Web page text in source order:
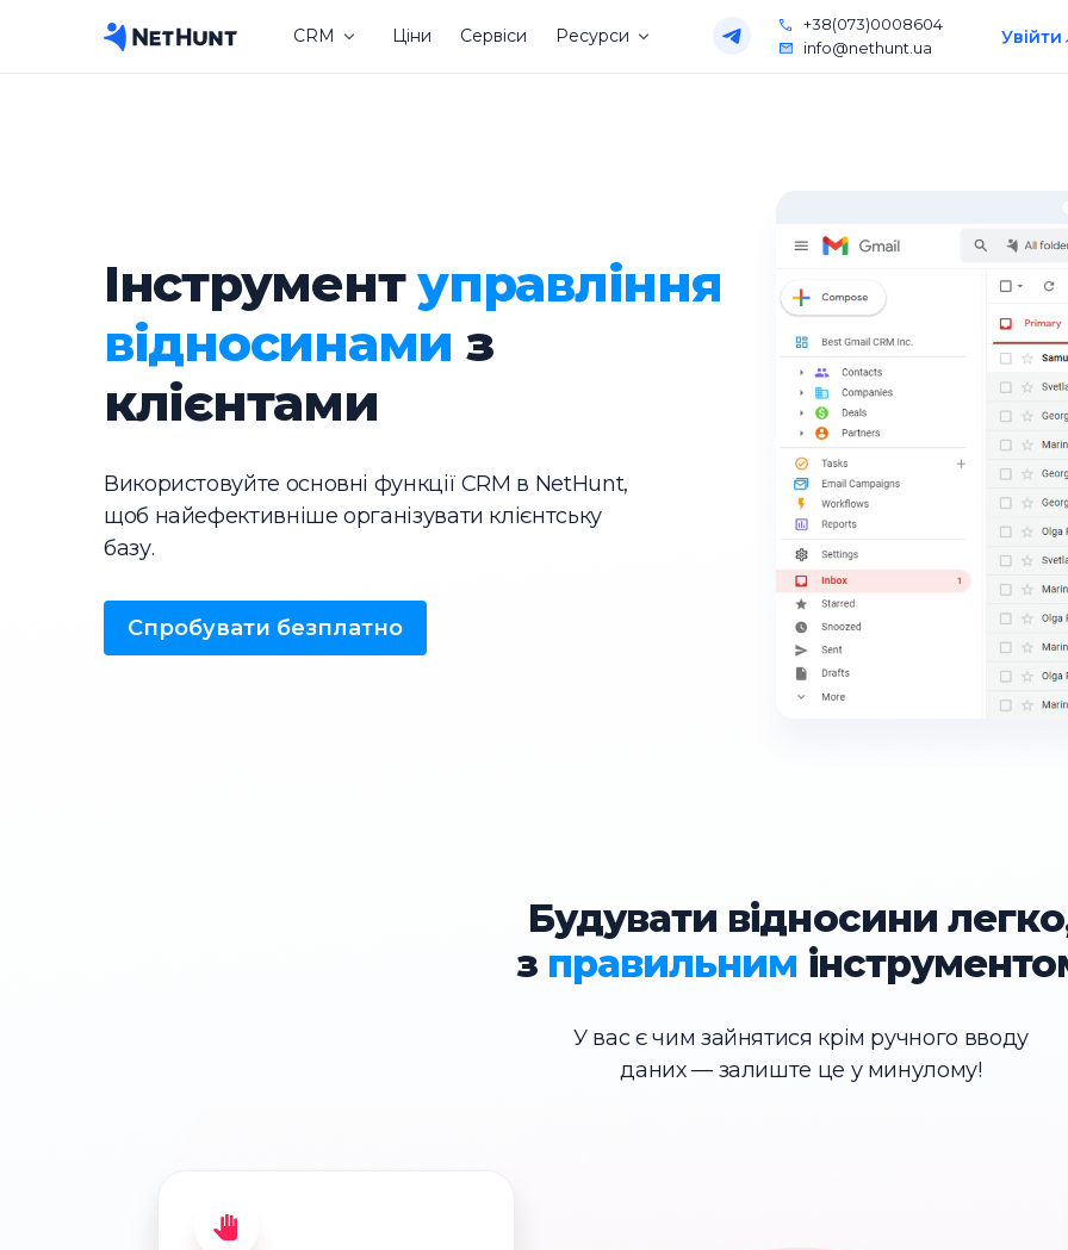
CRM Ціни Сервіси Ресурси
+38(073)0008604
info@nethunt.ua
Увійти
Інструментуправління
відносинами з
клієнтами
Використовуйте основні функції CRM в NetHunt,
щоб найефективніше організувати клієнтську
базу.
Спробувати безплатно
Будувати відносини
з правильним
У вас є чим зайнятися крім ручного вводу
даних — залиште це у минулому!